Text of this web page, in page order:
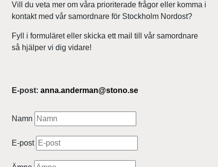
Vill du veta mer om våra prioriterade frågor eller komma i
kontakt med vår samordnare för Stockholm Nordost?
Fyll i formuläret eller skicka ett mail till vår samordnare
så hjälper vi dig vidare!
E-post: anna.anderman@stono.se
Namn
E-post